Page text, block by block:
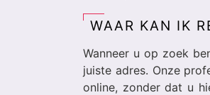
WAAR KAN IK
Wanneer u op zoek
juiste adres. Onze
online, zonder dat u